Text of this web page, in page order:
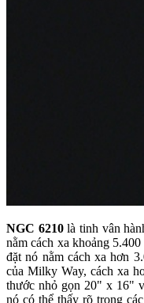
NGC 6210là tinh vân
nằm cách xa khoảng
đặt nó nằm cách xa hơn
của Milky Way, cách xa
thước nhỏ gọn 20" x 16"
nó có thể thấy rõ trong